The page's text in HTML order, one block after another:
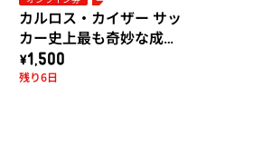
カルロス・カイザー サッ
カー史上最も奇妙な成功
者
\1,500
残り6日